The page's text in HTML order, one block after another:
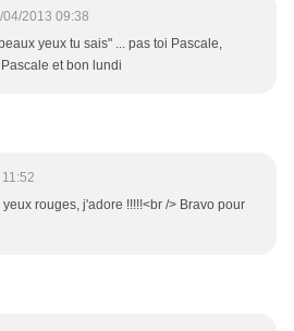
04/2013 09:38
yeux tu sais" ... pas toi Pascale,
et bon lundi
rouges, j'adore !!!!!<br /> Bravo pour